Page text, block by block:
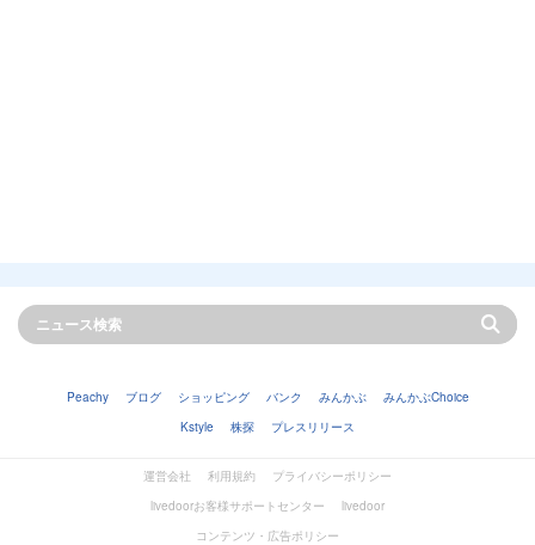
Peachy ブログ ショッピング バンク みんかぶ
みんかぶChoice
Kstyle
株探 プレスリリース
運営会社 利用規約
プライバシーポリシー
livedoorお客様サポートセンター
livedoor
コンテンツ・広告ポリシー